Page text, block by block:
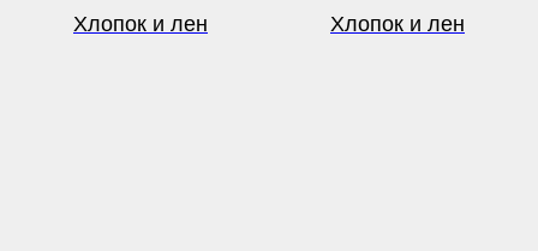
Хлопок и лен Хлопок и лен